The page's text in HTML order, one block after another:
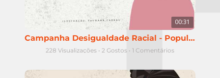
00:31
Campanha Desigualdade Racial - População negra no ensino superior
228 Visualizações • 2 Gostos • 1 Comentários